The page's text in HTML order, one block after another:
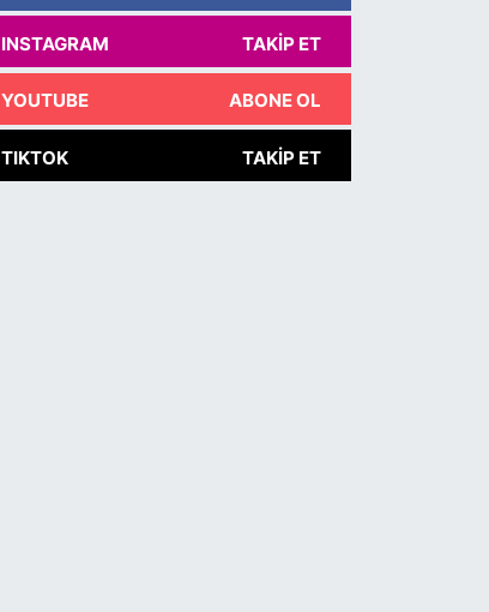
INSTAGRAM TAKIP ET
YOUTUBE ABONE OL
TIKTOK TAKIP ET